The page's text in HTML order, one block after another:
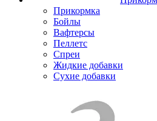
Прикормка
Бойлы
Вафтерсы
Пеллетс
Спреи
Жидкие добавки
Сухие добавки